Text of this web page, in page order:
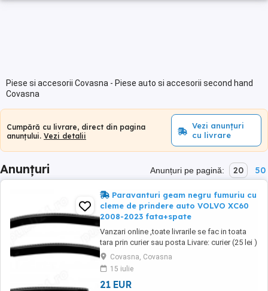
Piese si accesorii Covasna - Piese auto si accesorii second hand
Covasna
Cumpără cu livrare, direct din pagina
anunțului. Vezi detalii
Vezi anunțuri
cu livrare
Anunțuri Anunțuri pe pagină: 20 50
Paravanturi geam negru fumuriu cu
cleme de prindere auto VOLVO XC60
2008-2023 fata+spate
Vanzari online ,toate livrarile se fac in toata
tara prin curier sau posta Livare: curier (25 lei )
2-4 zile lucratoare in aria curierului posta 22 lei
,3-5 zile lucratoare Paravanturi geam negru
fumuriu cu cleme de prindere auto VOLVO
XC60 2008-2023 fata+spate - 110 lei/set Mai
Covasna, Covasna
15 iulie
21 EUR